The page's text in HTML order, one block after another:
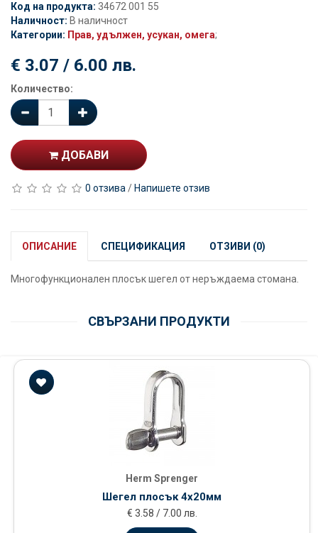
Код на продукта: 34672 001 55
Наличност: В наличност
Категории: Прав, удължен, усукан, омега;
€ 3.07 / 6.00 лв.
Количество:
ДОБАВИ
0 отзива / Напишете отзив
ОПИСАНИЕ СПЕЦИФИКАЦИЯ ОТЗИВИ (0)
Многофункционален плосък шегел от неръждаема стомана.
СВЪРЗАНИ ПРОДУКТИ
Herm Sprenger
Шегел плосък 4x20мм
€ 3.58 / 7.00 лв.